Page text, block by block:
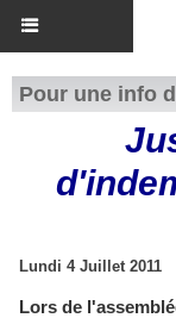
Pour une info
Lundi 4 Juillet 2011
Lors de